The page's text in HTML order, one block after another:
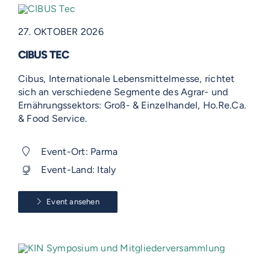
27. OKTOBER 2026
CIBUS TEC
Cibus, Internationale Lebensmittelmesse, richtet
sich an verschiedene Segmente des Agrar- und
Ernährungssektors: Groß- & Einzelhandel, Ho.Re.Ca.
& Food Service.
Event-Ort: Parma
Event-Land: Italy
Event ansehen